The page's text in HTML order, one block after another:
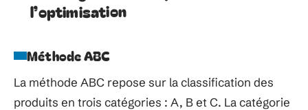
l’optimisation
Méthode ABC
La méthode ABC repose sur la classification des
produits en trois catégories : A, B et C. La catégorie